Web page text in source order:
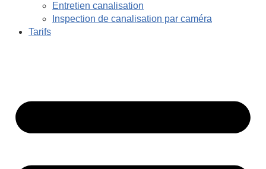
Entretien canalisation
Inspection de canalisation par caméra
Tarifs